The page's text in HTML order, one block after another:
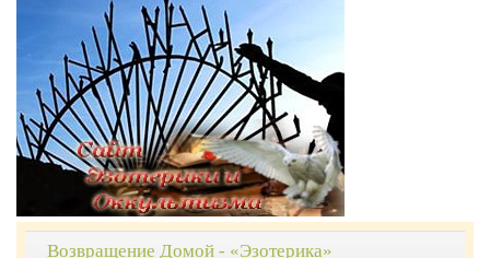
Возвращение Домой - «Эзотерика»